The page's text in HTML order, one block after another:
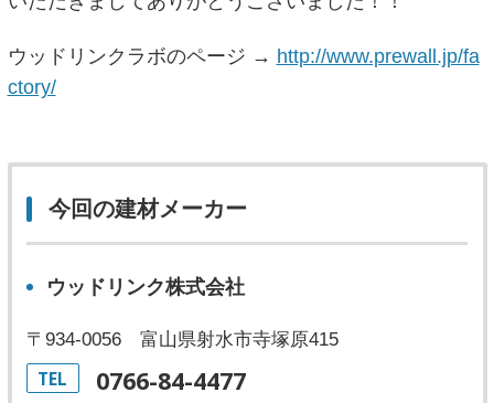
ウッドリンクラボのページ → http://www.prewall.jp/fa
ctory/
今回の建材メーカー
ウッドリンク株式会社
〒934-0056 富山県射水市寺塚原415
TEL 0766-84-4477